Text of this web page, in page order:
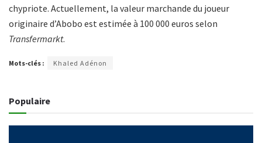
chypriote. Actuellement, la valeur marchande du joueur
originaire d’Abobo est estimée à 100 000 euros selon
Transfermarkt.
Mots-clés : Khaled Adénon
Populaire